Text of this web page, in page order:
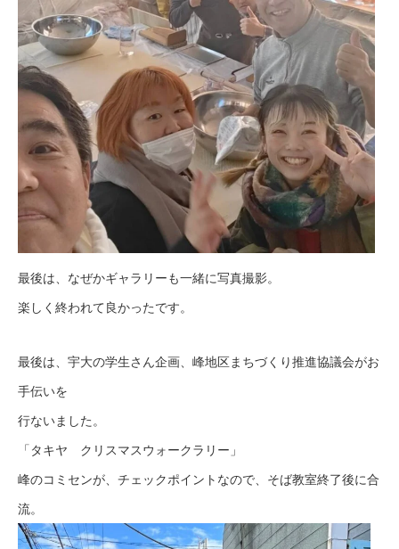
最後は、なぜかギャラリーも一緒に写真撮影。
楽しく終われて良かったです。
最後は、宇大の学生さん企画、峰地区まちづくり推進協議会がお
手伝いを
行ないました。
「タキヤ クリスマスウォークラリー」
峰のコミセンが、チェックポイントなので、そば教室終了後に合
流。